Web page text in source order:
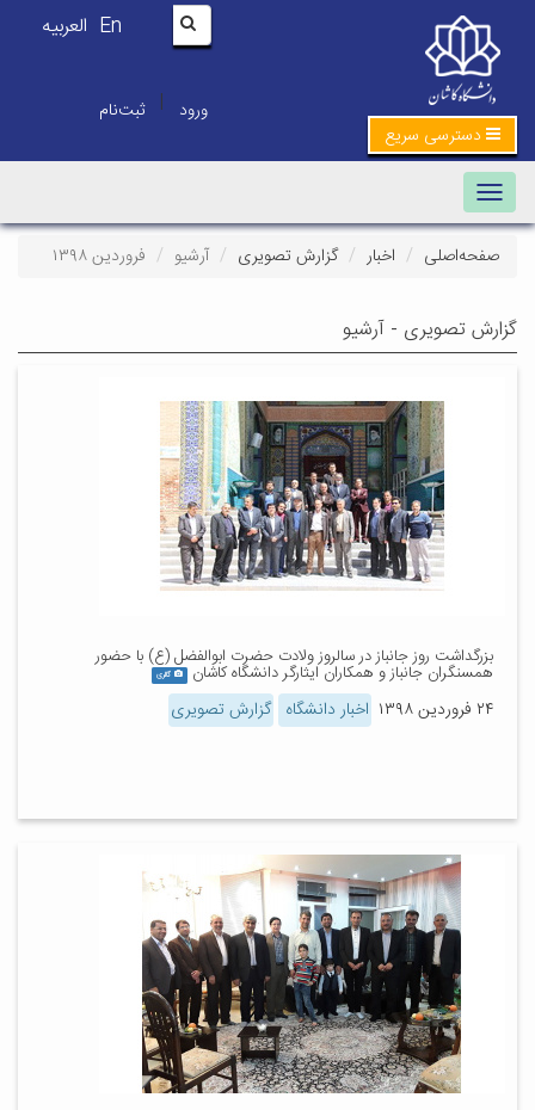
En العربیه
ورود | ثبت‌نام
دسترسی سریع
Toggle navigation
صفحه‌اصلی اخبار گزارش تصویری آرشیو فروردین ۱۳۹۸
گزارش تصویری - آرشیو
بزرگداشت روز جانباز در سالروز ولادت حضرت ابوالفضل (ع) با حضور
همسنگران جانباز و همکاران ایثارگر دانشگاه کاشان گالری
۲۴ فروردین ۱۳۹۸ اخبار دانشگاه گزارش تصویری